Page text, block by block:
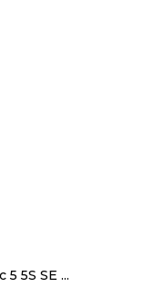
5S SE ...